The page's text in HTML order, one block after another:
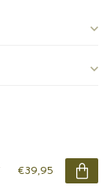
€39,95